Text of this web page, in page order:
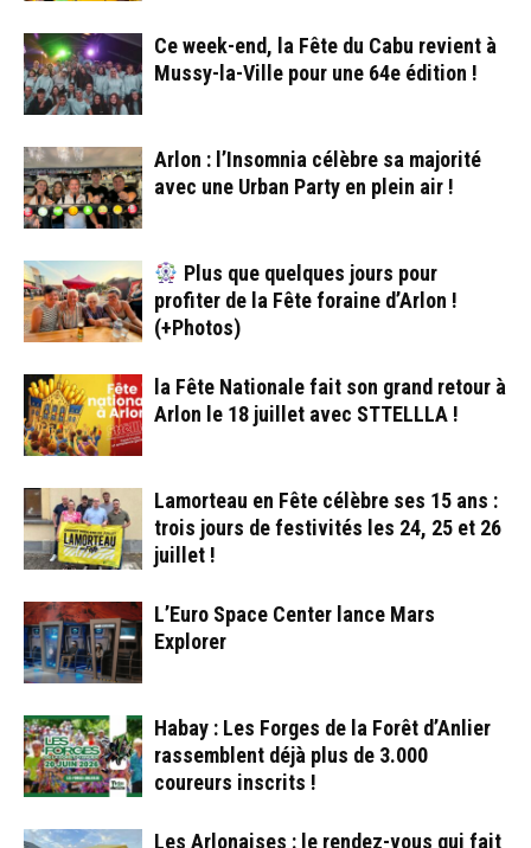
Ce week-end, la Fête du Cabu revient à
Mussy-la-Ville pour une 64e édition !
Arlon : l’Insomnia célèbre sa majorité
avec une Urban Party en plein air !
Plus que quelques jours pour
profiter de la Fête foraine d’Arlon !
(+Photos)
la Fête Nationale fait son grand retour à
Arlon le 18 juillet avec STTELLLA !
Lamorteau en Fête célèbre ses 15 ans :
trois jours de festivités les 24, 25 et 26
juillet !
L’Euro Space Center lance Mars
Explorer
Habay : Les Forges de la Forêt d’Anlier
rassemblent déjà plus de 3.000
coureurs inscrits !
Les Arlonaises : le rendez-vous qui fait